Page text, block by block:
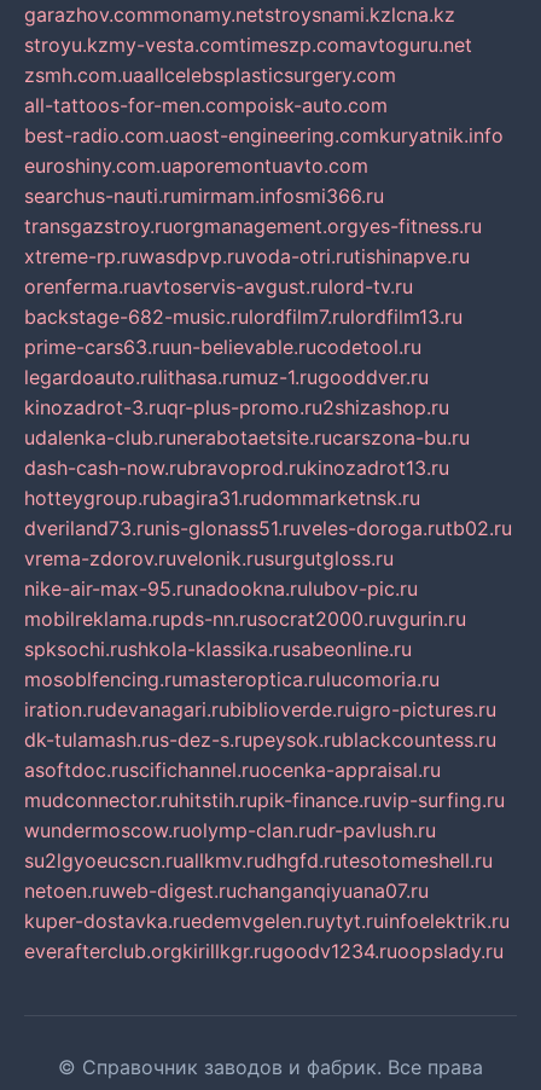
garazhov.commonamy.netstroysnami.kzlcna.kz
stroyu.kzmy-vesta.comtimeszp.comavtoguru.net
zsmh.com.uaallcelebsplasticsurgery.com
all-tattoos-for-men.compoisk-auto.com
best-radio.com.uaost-engineering.comkuryatnik.info
euroshiny.com.uaporemontuavto.com
searchus-nauti.rumirmam.infosmi366.ru
transgazstroy.ruorgmanagement.orgyes-fitness.ru
xtreme-rp.ruwasdpvp.ruvoda-otri.rutishinapve.ru
orenferma.ruavtoservis-avgust.rulord-tv.ru
backstage-682-music.rulordfilm7.rulordfilm13.ru
prime-cars63.ruun-believable.rucodetool.ru
legardoauto.rulithasa.rumuz-1.rugooddver.ru
kinozadrot-3.ruqr-plus-promo.ru2shizashop.ru
udalenka-club.runerabotaetsite.rucarszona-bu.ru
dash-cash-now.rubravoprod.rukinozadrot13.ru
hotteygroup.rubagira31.rudommarketnsk.ru
dveriland73.runis-glonass51.ruveles-doroga.rutb02.ru
vrema-zdorov.ruvelonik.rusurgutgloss.ru
nike-air-max-95.runadookna.rulubov-pic.ru
mobilreklama.rupds-nn.rusocrat2000.ruvgurin.ru
spksochi.rushkola-klassika.rusabeonline.ru
mosoblfencing.rumasteroptica.rulucomoria.ru
iration.rudevanagari.rubiblioverde.ruigro-pictures.ru
dk-tulamash.rus-dez-s.rupeysok.rublackcountess.ru
asoftdoc.ruscifichannel.ruocenka-appraisal.ru
mudconnector.ruhitstih.rupik-finance.ruvip-surfing.ru
wundermoscow.ruolymp-clan.rudr-pavlush.ru
su2lgyoeucscn.ruallkmv.rudhgfd.rutesotomeshell.ru
netoen.ruweb-digest.ruchanganqiyuana07.ru
kuper-dostavka.ruedemvgelen.ruytyt.ruinfoelektrik.ru
everafterclub.orgkirillkgr.rugoodv1234.ruoopslady.ru
© Справочник заводов и фабрик. Все права